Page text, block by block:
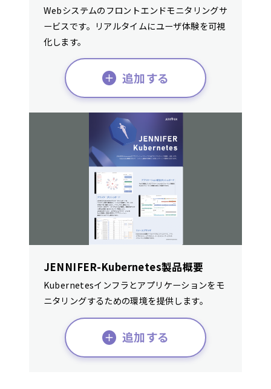
Webシステムのフロントエンドモニタリングサ
ービスです。リアルタイムにユーザ体験を可視
化します。
追加する
JENNIFER-Kubernetes製品概要
Kubernetesインフラとアプリケーションをモ
ニタリングするための環境を提供します。
追加する